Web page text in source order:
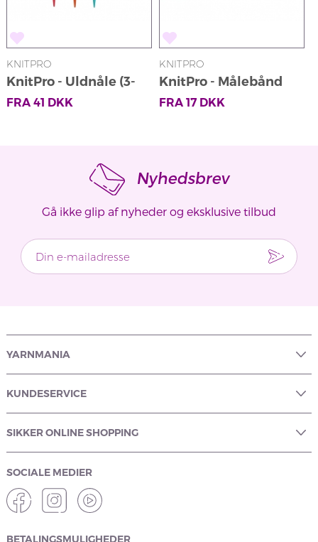
KNITPRO
KnitPro - Uldnåle (3-
pak)
FRA 41 DKK
KNITPRO
KnitPro - Målebånd
FRA 17DKK
Nyhedsbrev
Gå ikke glip af nyheder og eksklusive tilbud
YARNMANIA
KUNDESERVICE
SIKKER ONLINE SHOPPING
SOCIALE MEDIER